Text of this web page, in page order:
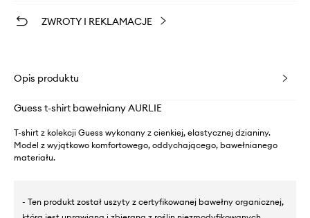
ZWROTY I REKLAMACJE
Opis produktu
Guess t-shirt bawełniany AURLIE
T-shirt z kolekcji Guess wykonany z cienkiej, elastycznej dzianiny.
Model z wyjątkowo komfortowego, oddychającego, bawełnianego
materiału.
- Ten produkt został uszyty z certyfikowanej bawełny organicznej,